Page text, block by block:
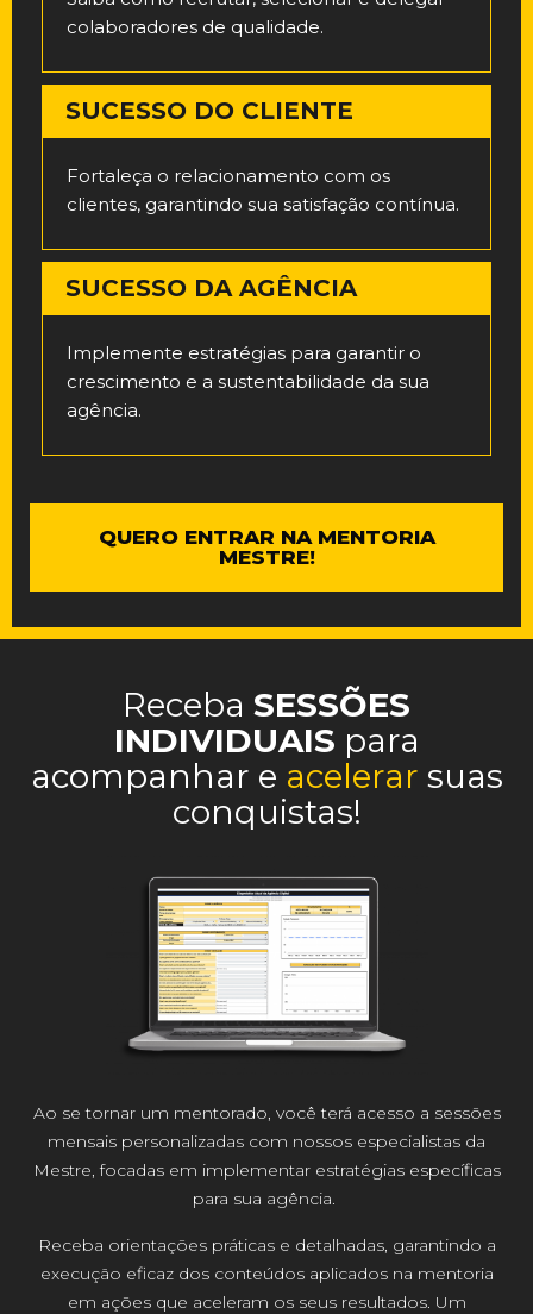
colaboradores de qualidade.
SUCESSO DO CLIENTE
Fortaleça o relacionamento com os
clientes, garantindo sua satisfação contínua.
SUCESSO DA AGÊNCIA
Implemente estratégias para garantir o
crescimento e a sustentabilidade da sua
agência.
QUERO ENTRAR NA MENTORIA
MESTRE!
Receba SESSÕES
INDIVIDUAIS para
acompanhar e acelerar suas
conquistas!
Ao se tornar um mentorado, você terá acesso a sessões
mensais personalizadas com nossos especialistas da
Mestre, focadas em implementar estratégias específicas
para sua agência.
Receba orientações práticas e detalhadas, garantindo a
execução eficaz dos conteúdos aplicados na mentoria
em ações que aceleram os seus resultados. Um